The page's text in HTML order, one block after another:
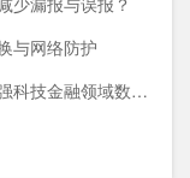
与网络防护
中国人民银行等九部门联合印发《关于加强科技金融领域数据开发利用的通知》